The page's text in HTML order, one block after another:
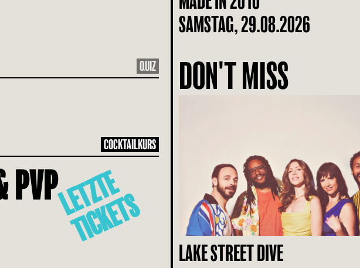
QUIZ
COCKTAILKURS
PVPL
E
T
Z
T
E
T
I
C
K
E
T
S
SAMSTAG, 29.08.2026
DON'T MISS
LAKE STREET DIVE